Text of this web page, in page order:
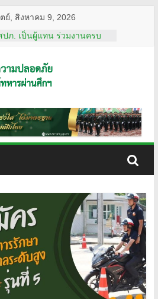
ย์, สิงหาคม 9, 2026
ปภ. เป็นผู้แทน ร่วมงานครบ
ดินทางตรวจเยี่ยมเจ้าหน้าที่
นย์การแพทย์ปัญญานันทภิกขุ
รวิโรฒ
เบียน แอป รปภ.สปภ.
ร อผศ. และคุณปริศนา กล่ำ
มด้วยสื่อมวลชน เข้าเยี่ยมชม
อผศ.
ามปลอดภัย ตรวจเยี่ยมการ
นเจ้าหน้าที่รักษาความปลอดภัย
รเบญจทัศ (สวนรถไฟ)